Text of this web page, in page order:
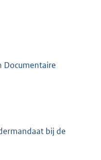
Documentaire
bij de